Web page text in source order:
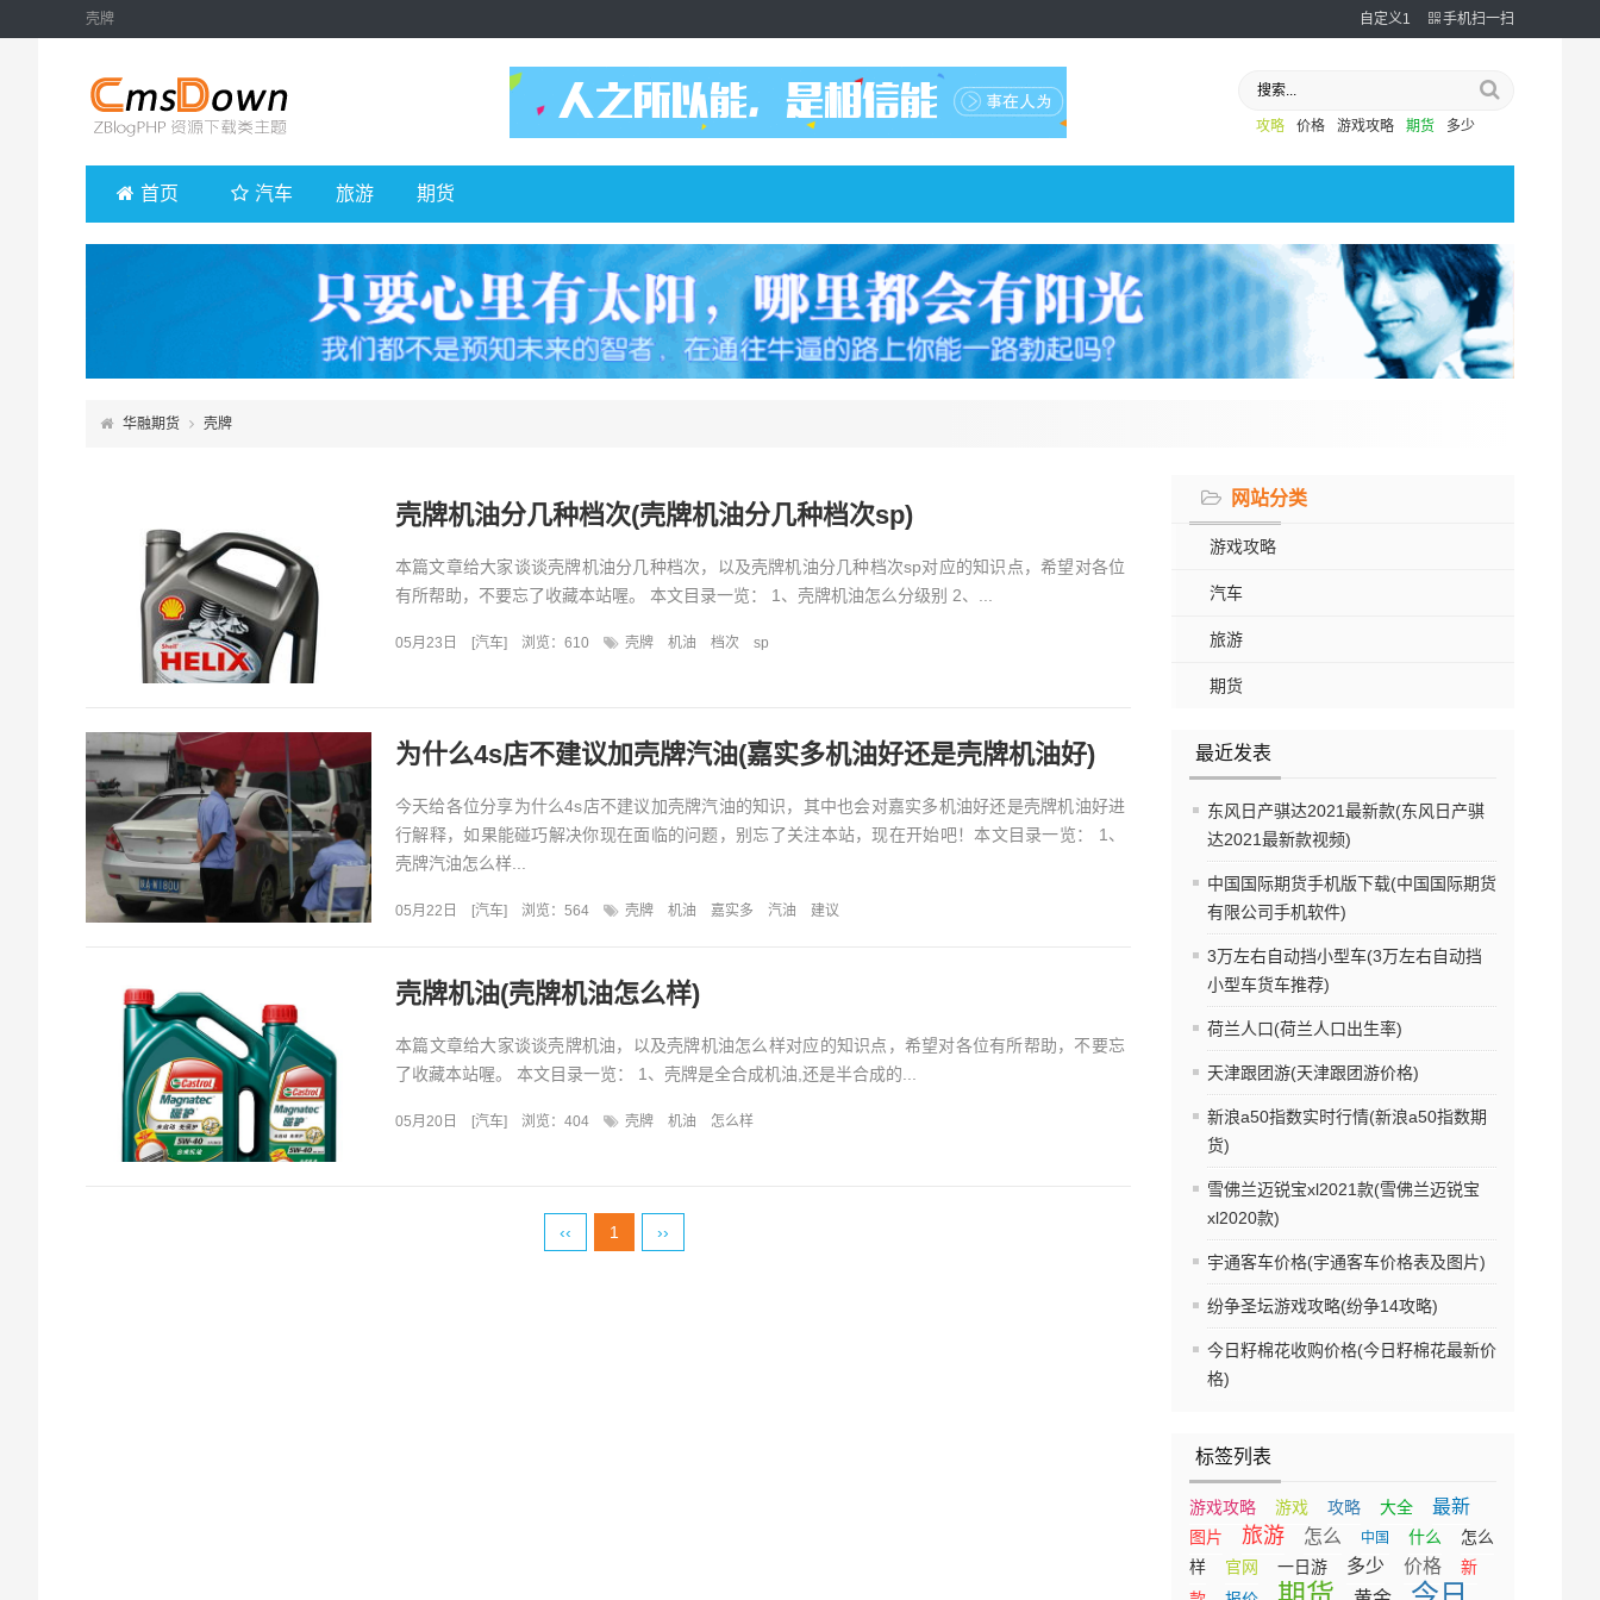
壳牌 自定义1 手机扫一扫
攻略 价格 游戏攻略 期货 多少
首页 汽车 旅游 期货
华融期货 壳牌
网站分类
游戏攻略
汽车
旅游
期货
最近发表
东风日产骐达2021最新款(东风日产骐
达2021最新款视频)
中国国际期货手机版下载(中国国际期货
有限公司手机软件)
3万左右自动挡小型车(3万左右自动挡
小型车货车推荐)
荷兰人口(荷兰人口出生率)
天津跟团游(天津跟团游价格)
新浪a50指数实时行情(新浪a50指数期
货)
雪佛兰迈锐宝xl2021款(雪佛兰迈锐宝
xl2020款)
宇通客车价格(宇通客车价格表及图片)
纷争圣坛游戏攻略(纷争14攻略)
今日籽棉花收购价格(今日籽棉花最新价
格)
标签列表
游戏攻略 游戏 攻略 大全 最新
图片 旅游 怎么 中国 什么
怎么
样
官网 一日游 多少 价格
新
壳牌机油分几种档次(壳牌机油分几种档次sp)
本篇文章给大家谈谈壳牌机油分几种档次，以及壳牌机油分几种档次sp对应的知识点，希望对各位
有所帮助，不要忘了收藏本站喔。 本文目录一览： 1、壳牌机油怎么分级别 2、...
05月23日 [汽车] 浏览：610 壳牌 机油 档次 sp
为什么4s店不建议加壳牌汽油(嘉实多机油好还是壳牌机油好)
今天给各位分享为什么4s店不建议加壳牌汽油的知识，其中也会对嘉实多机油好还是壳牌机油好进
行解释，如果能碰巧解决你现在面临的问题，别忘了关注本站，现在开始吧！本文目录一览： 1、
壳牌汽油怎么样...
05月22日 [汽车] 浏览：564 壳牌 机油 嘉实多 汽油 建议
壳牌机油(壳牌机油怎么样)
本篇文章给大家谈谈壳牌机油，以及壳牌机油怎么样对应的知识点，希望对各位有所帮助，不要忘
了收藏本站喔。 本文目录一览： 1、壳牌是全合成机油,还是半合成的...
05月20日 [汽车] 浏览：404 壳牌 机油 怎么样
‹‹ 1 ››